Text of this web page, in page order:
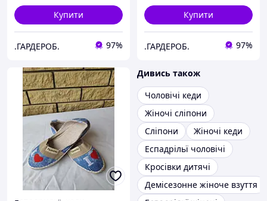
Купити
.ГАРДЕРОБ. 97%
Купити
.ГАРДЕРОБ. 97%
Дивись також
Чоловічі кеди
Жіночі сліпони
Сліпони
Жіночі кеди
Еспадрільї чоловічі
Кросівки дитячі
Демісезонне жіноче взуття